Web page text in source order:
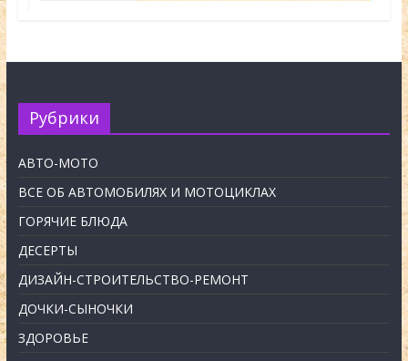
Рубрики
АВТО-МОТО
ВСЕ ОБ АВТОМОБИЛЯХ И МОТОЦИКЛАХ
ГОРЯЧИЕ БЛЮДА
ДЕСЕРТЫ
ДИЗАЙН-СТРОИТЕЛЬСТВО-РЕМОНТ
ДОЧКИ-СЫНОЧКИ
ЗДОРОВЬЕ